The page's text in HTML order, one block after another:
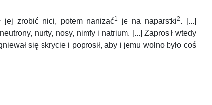
jej zrobić nici, potem nanizać1 je na naparstki2. [...]
nurty, nosy, nimfy i natrium. [...] Zaprosił wtedy
się skrycie i poprosił, aby i jemu wolno było coś